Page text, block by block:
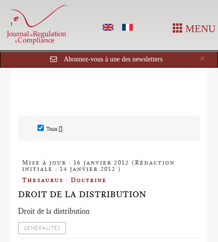
MENU
×
Abonnez-vous à une des newsletters
Tous []
Mise à jour : 16 janvier 2012 (Rédaction
initiale : 14 janvier 2012 )
Thesaurus : Doctrine
DROIT DE LA DISTRIBUTION
Droit de la distribution
GÉNÉRALITÉS